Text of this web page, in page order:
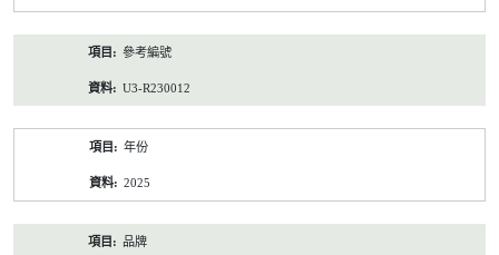
參考編號
U3-R230012
年份
2025
品牌